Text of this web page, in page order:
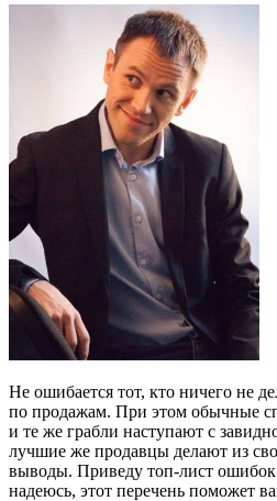
Не ошибается тот, кто ничего не
по продажам. При этом обычные
и те же грабли наступают с
лучшие же продавцы делают из
выводы. Приведу топ-лист
надеюсь, этот перечень поможет